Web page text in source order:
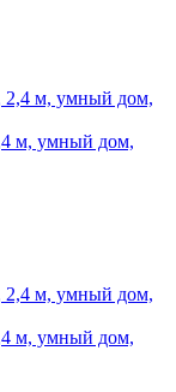
м, умный дом,
м, умный дом,